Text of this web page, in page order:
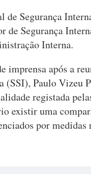
de Segurança
de Segurança
Interna.
imprensa após a
(SSI), Paulo Vizeu
registada
existir uma
por